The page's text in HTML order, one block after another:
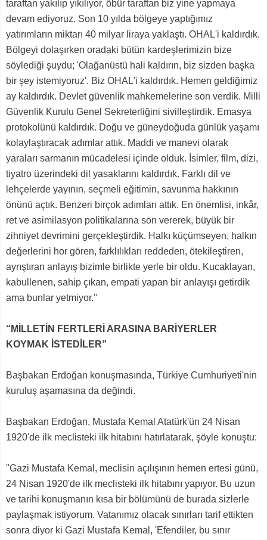
taraftan yakılıp yıkılıyor, öbür taraftan biz yine yapmaya
devam ediyoruz. Son 10 yılda bölgeye yaptığımız
yatırımların miktarı 40 milyar liraya yaklaştı. OHAL'i kaldırdık.
Bölgeyi dolaşırken oradaki bütün kardeşlerimizin bize
söylediği şuydu; 'Olağanüstü hali kaldırın, biz sizden başka
bir şey istemiyoruz'. Biz OHAL'i kaldırdık. Hemen geldiğimiz
ay kaldırdık. Devlet güvenlik mahkemelerine son verdik. Milli
Güvenlik Kurulu Genel Sekreterliğini sivilleştirdik. Emasya
protokolünü kaldırdık. Doğu ve güneydoğuda günlük yaşamı
kolaylaştıracak adımlar attık. Maddi ve manevi olarak
yaraları sarmanın mücadelesi içinde olduk. İsimler, film, dizi,
tiyatro üzerindeki dil yasaklarını kaldırdık. Farklı dil ve
lehçelerde yayının, seçmeli eğitimin, savunma hakkının
önünü açtık. Benzeri birçok adımları attık. En önemlisi, inkâr,
ret ve asimilasyon politikalarına son vererek, büyük bir
zihniyet devrimini gerçekleştirdik. Halkı küçümseyen, halkın
değerlerini hor gören, farklılıkları reddeden, ötekileştiren,
ayrıştıran anlayış bizimle birlikte yerle bir oldu. Kucaklayan,
kabullenen, sahip çıkan, empati yapan bir anlayışı getirdik
ama bunlar yetmiyor.''
“MİLLETİN FERTLERİ ARASINA BARİYERLER
KOYMAK İSTEDİLER”
Başbakan Erdoğan konuşmasında, Türkiye Cumhuriyeti'nin
kuruluş aşamasına da değindi.
Başbakan Erdoğan, Mustafa Kemal Atatürk'ün 24 Nisan
1920'de ilk meclisteki ilk hitabını hatırlatarak, şöyle konuştu:
''Gazi Mustafa Kemal, meclisin açılışının hemen ertesi günü,
24 Nisan 1920'de ilk meclisteki ilk hitabını yapıyor. Bu uzun
ve tarihi konuşmanın kısa bir bölümünü de burada sizlerle
paylaşmak istiyorum. Vatanımız olacak sınırları tarif ettikten
sonra diyor ki Gazi Mustafa Kemal, 'Efendiler, bu sınır